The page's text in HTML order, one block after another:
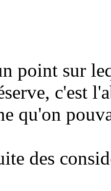
point sur
c'est
qu'on
des